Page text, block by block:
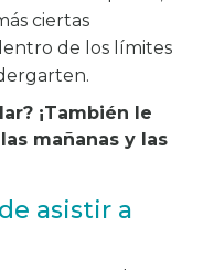
ciertas
de los límites
¡También le
mañanas y las
asistir a